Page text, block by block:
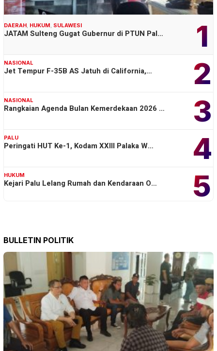
1
DAERAH, HUKUM, SULAWESI
JATAM Sulteng Gugat Gubernur di PTUN Pal…
2
NASIONAL
Jet Tempur F-35B AS Jatuh di California,…
3
NASIONAL
Rangkaian Agenda Bulan Kemerdekaan 2026 …
4
PALU
Peringati HUT Ke-1, Kodam XXIII Palaka W…
5
HUKUM
Kejari Palu Lelang Rumah dan Kendaraan O…
BULLETIN POLITIK